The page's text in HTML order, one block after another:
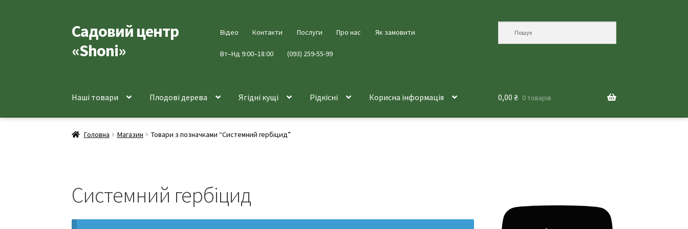
Перейти
до
навігації
Перейти
до
вмісту
Садовий центр
«Shoni»
Відео Контакти Послуги Про нас Як замовити
Вт–Нд 9:00–18:00 (093) 259-55-99
Наші товари Плодові дерева Ягідні кущі Рідкісні Корисна інформація 0,00 ₴ 0 товарів
Головна Магазин Товари з позначками “Системний гербіцид”
Системний гербіцид